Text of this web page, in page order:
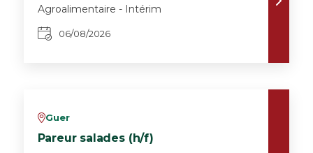
Agroalimentaire - Intérim
06/08/2026
vGuer
Pareur salades (h/f)